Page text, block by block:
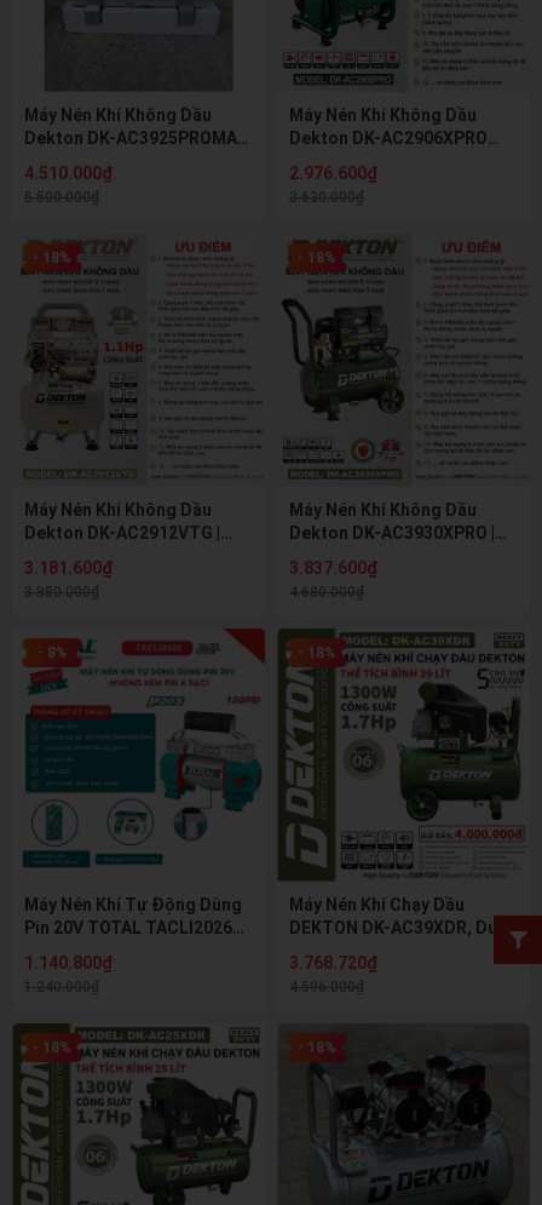
Máy Nén Khí Không Dầu
Dekton DK-AC3925PROMAX
Chống Rỉ Sét
4.510.000₫
5.500.000₫
Máy Nén Khí Không Dầu
Dekton DK-AC2906XPRO
Tốc 18 Giây
2.976.600₫
3.630.000₫
- 18%
Máy Nén Khí Không Dầu
Dekton DK-AC2912VTG |
Chống Gỉ - Nhỏ Gọn Linh
Hoạt
3.181.600₫
3.880.000₫
- 18%
Máy Nén Khí Không Dầu
Dekton DK-AC3930XPRO |
Chống Gỉ - Lên Hơi Siêu
Nhanh
3.837.600₫
4.680.000₫
- 8%
Máy Nén Khí Tự Động Dùng
Pin 20V TOTAL TACLI2026
45L/phút) - Không Kèm Pin &
Sạc
1.140.800₫
1.240.000₫
- 18%
Máy Nén Khí Chạy Dầu
DEKTON DK-AC39XDR, Dung
1300W (1.7HP)
3.768.720₫
4.596.000₫
- 18% - 18%